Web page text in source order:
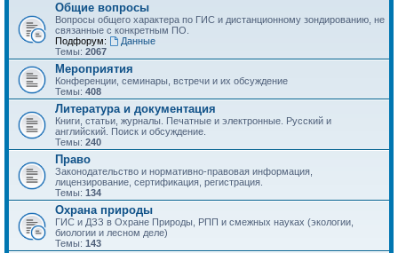
Общие вопросы
Вопросы общего характера по ГИС и дистанционному зондированию, не
связанные с конкретным ПО.
Подфорум:
Данные
Темы: 2067
Мероприятия
Конференции, семинары, встречи и их обсуждение
Темы: 408
Литература и документация
Книги, статьи, журналы. Печатные и электронные. Русский и
английский. Поиск и обсуждение.
Темы: 240
Право
Законодательство и нормативно-правовая информация,
лицензирование, сертификация, регистрация.
Темы: 134
Охрана природы
ГИС и ДЗЗ в Охране Природы, РПП и смежных науках (экологии,
биологии и лесном деле)
Темы: 143